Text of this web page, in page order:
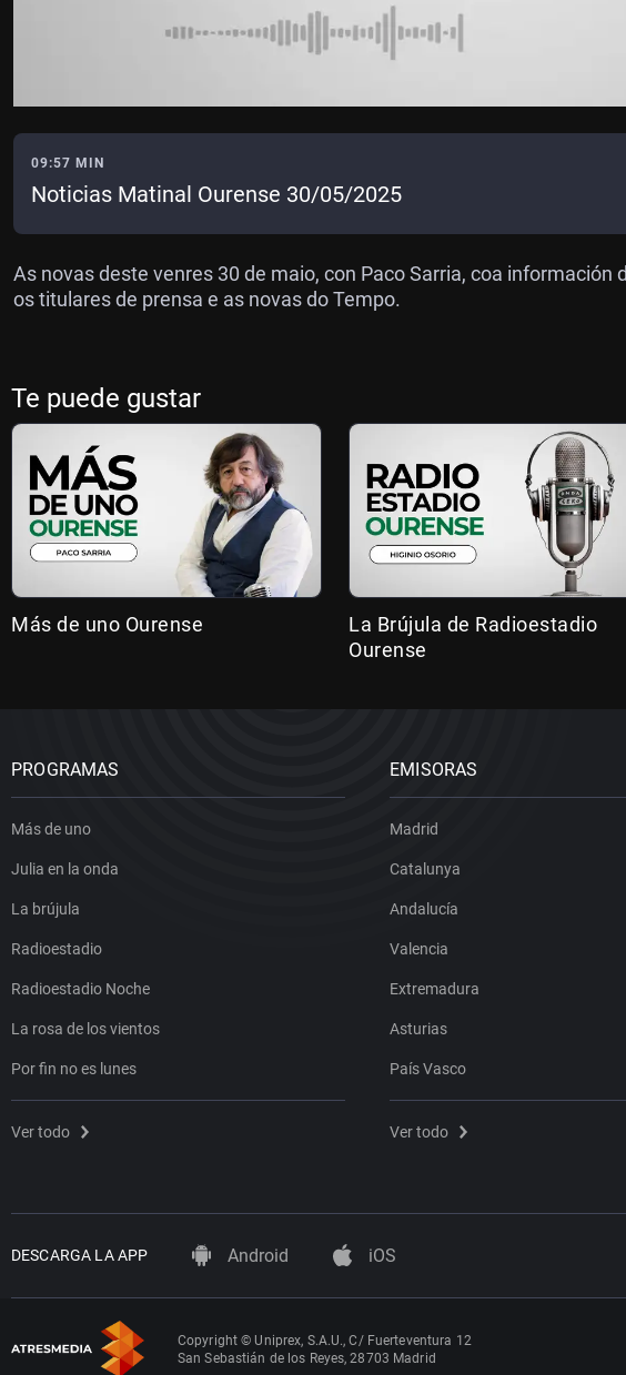
09:57 MIN
Noticias Matinal Ourense 30/05/2025
As novas deste venres 30 de maio, con Paco Sarria, coa información
os titulares de prensa e as novas do Tempo.
Te puede gustar
Más de uno Ourense
La Brújula de Radioestadio
Ourense
PROGRAMAS
Más de uno
Julia en la onda
La brújula
Radioestadio
Radioestadio Noche
La rosa de los vientos
Por fin no es lunes
Ver todo
EMISORAS
Madrid
Catalunya
Andalucía
Valencia
Extremadura
Asturias
País Vasco
Ver todo
DESCARGA LA APP Android iOS
Copyright © Uniprex, S.A.U., C/ Fuerteventura 12
San Sebastián de los Reyes, 28703 Madrid